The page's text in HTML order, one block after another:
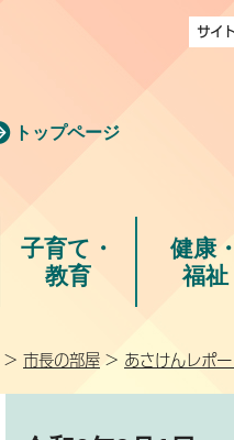
トップページ
サイ
子育て・
教育
健康・
福祉
> 市長の部屋 > あさけんレポ